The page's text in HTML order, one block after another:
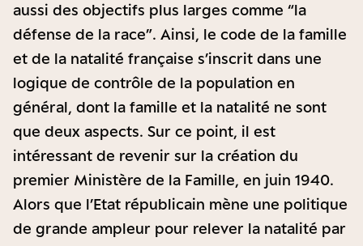
aussi des objectifs plus larges comme “la
défense de la race”. Ainsi, le code de la famille
et de la natalité française s’inscrit dans une
logique de contrôle de la population en
général, dont la famille et la natalité ne sont
que deux aspects. Sur ce point, il est
intéressant de revenir sur la création du
premier Ministère de la Famille, en juin 1940.
Alors que l’Etat républicain mène une politique
de grande ampleur pour relever la natalité par